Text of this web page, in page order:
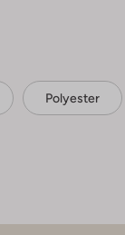
Polyester